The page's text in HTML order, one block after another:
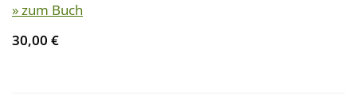
» zum Buch
30,00 €